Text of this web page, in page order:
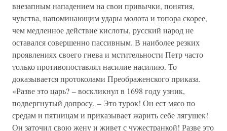
внезапным нападением на свои привычки, понятия,
чувства, напоминающим удары молота и топора скорее,
чем медленное действие кислоты, русский народ не
оставался совершенно пассивным. В наиболее резких
проявлениях своего гнева и мстительности Петр часто
только противопоставлял насилие насилию. То
доказывается протоколами Преображенского приказа.
«Разве это царь? – воскликнул в 1698 году узник,
подвергнутый допросу. – Это турок! Он ест мясо по
средам и пятницам и приказывает жарить себе лягушек!
Он заточил свою жену и живет с чужестранкой! Разве это